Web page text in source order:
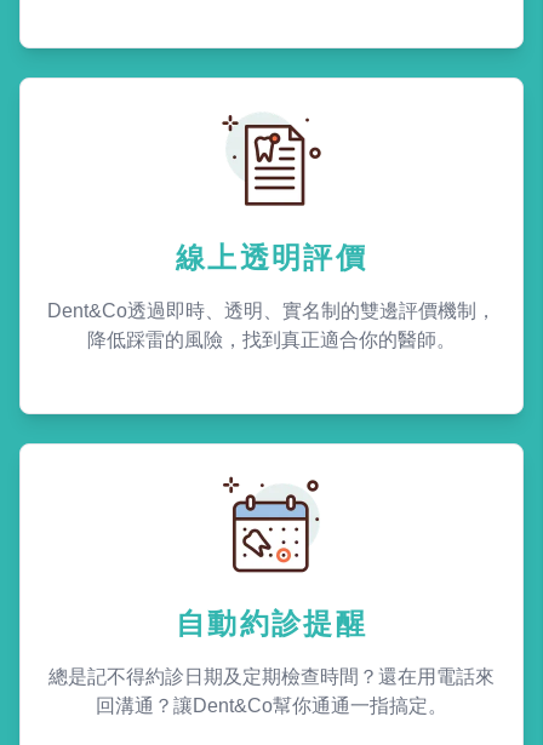
線上透明評價
Dent&Co透過即時、透明、實名制的雙邊評價機制，
降低踩雷的風險，找到真正適合你的醫師。
自動約診提醒
總是記不得約診日期及定期檢查時間？還在用電話來
回溝通？讓Dent&Co幫你通通一指搞定。